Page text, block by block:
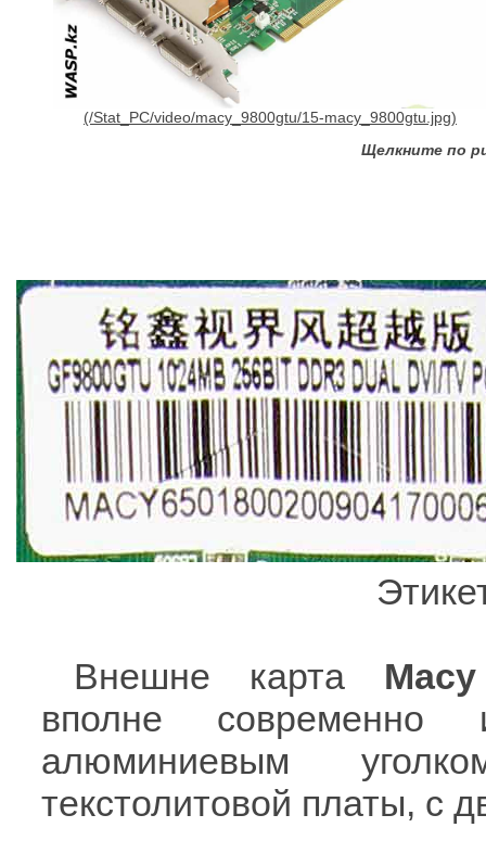
Щелкните по
Внешне карта
вполне
алюминиевым
текстолитовой платы, с